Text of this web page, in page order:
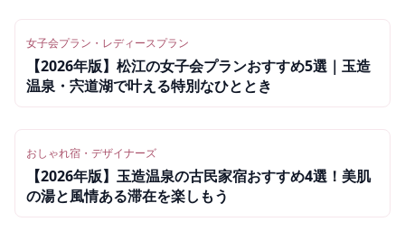
女子会プラン・レディースプラン
【2026年版】松江の女子会プランおすすめ5選｜玉造
温泉・宍道湖で叶える特別なひととき
おしゃれ宿・デザイナーズ
【2026年版】玉造温泉の古民家宿おすすめ4選！美肌
の湯と風情ある滞在を楽しもう